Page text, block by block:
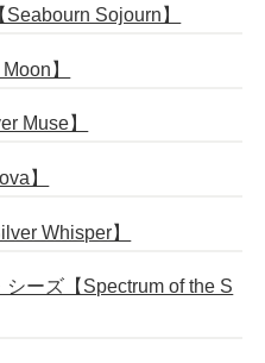
Sojourn】
】
Muse】
】
Whisper】
ーズ【Spectrum of the S